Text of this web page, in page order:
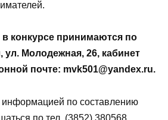
в конкурсе принимаются по
ул. Молодежная, 26, кабинет
почте: mvk501@yandex.ru.
информацией по составлению
по тел. (3852) 380568.